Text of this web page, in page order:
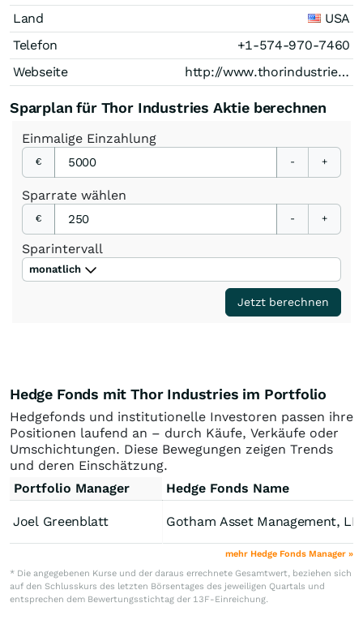
Land
USA
Telefon
+1-574-970-7460
Webseite
http://www.thorindustries.com
Sparplan für Thor Industries Aktie berechnen
Einmalige Einzahlung
€ - +
Sparrate wählen
€ - +
Sparintervall
monatlich
Jetzt berechnen
Hedge Fonds mit Thor Industries im Portfolio
Hedgefonds und institutionelle Investoren passen ihre
Positionen laufend an – durch Käufe, Verkäufe oder
Umschichtungen. Diese Bewegungen zeigen Trends
und deren Einschätzung.
Portfolio Manager
Hedge Fonds Name
Joel Greenblatt Gotham Asset Management,
mehr Hedge Fonds Manager »
* Die angegebenen Kurse und der daraus errechnete Gesamtwert, beziehen sich
auf den Schlusskurs des letzten Börsentages des jeweiligen Quartals und
entsprechen dem Bewertungsstichtag der 13F-Einreichung.